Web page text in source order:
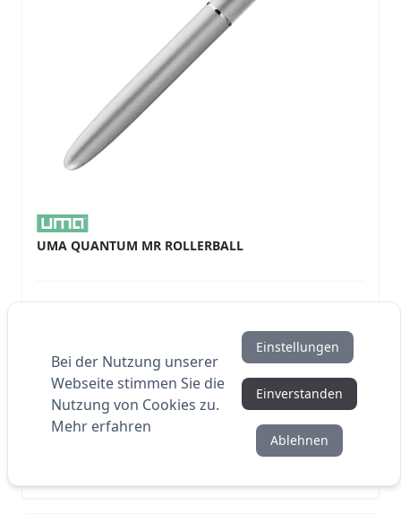
UMA QUANTUM MR ROLLERBALL
2,04 €
AB 500 STÜCK Auf Lager
Bei der Nutzung unserer
Webseite stimmen Sie die
Nutzung von Cookies zu.
Mehr erfahren
Einstellungen
Einverstanden
Ablehnen